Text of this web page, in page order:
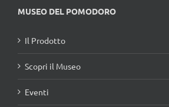
MUSEO DEL POMODORO
Il Prodotto
Scopri il Museo
Eventi